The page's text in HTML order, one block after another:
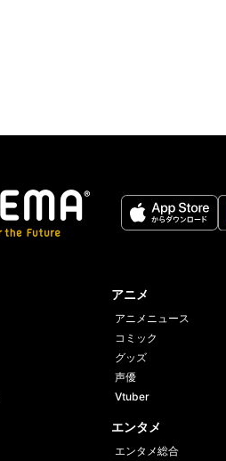
アニメ
アニメニュース
コミック
グッズ
声優
Vtuber
エンタメ
エンタメ総合